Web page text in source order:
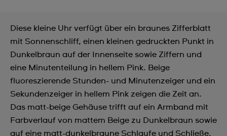
Diese kleine Uhr verfügt über ein braunes Zifferblatt
mit Sonnenschliff, einen kleinen gedruckten Punkt in
Dunkelbraun auf der Innenseite sowie Ziffern und
eine Minutenteilung in hellem Pink. Beige
fluoreszierende Stunden- und Minutenzeiger und ein
Sekundenzeiger in hellem Pink zeigen die Zeit an.
Das matt-beige Gehäuse trifft auf ein Armband mit
Farbverlauf von mattem Beige zu Dunkelbraun sowie
auf eine matt-dunkelbraune Schlaufe und Schließe.